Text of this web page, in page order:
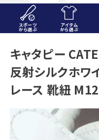
スポーツ
から選ぶ
アイテム
から選ぶ
ACCOUNT MENU
ようこそ ゲスト 様
meeting_room ログイン person
スポーツから選ぶ
アイテムから選ぶ
キャタピー
反射シルクホワ
レース 靴紐